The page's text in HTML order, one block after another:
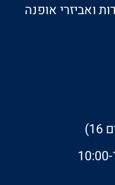
ואביזרי אופנה